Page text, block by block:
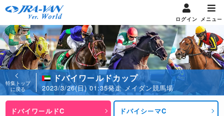
ログイン メニュー
特集トップ
に戻る
ドバイワールドカップ
2023/3/26(日) 01:35発走 メイダン競馬場
ドバイワールドC ドバイシーマC